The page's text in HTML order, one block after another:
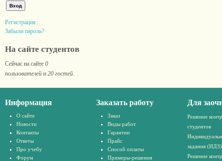
Регистрация
Забыли пароль?
На сайте студентов
Сейчас на сайте 0
пользователей и 20 гостей
Информация
О сайте
Новости
Контакты
Ответы
Про учебу
Форум
Заказать работу
Заказ
Виды работ
Гарантии
Прайс
Способ оплаты
Примеры-решения
Для
Решение
студентов
задания (ИДЗ)
Решение